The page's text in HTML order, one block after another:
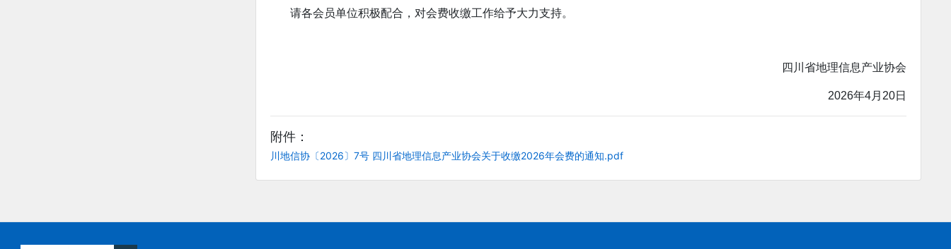
请各会员单位积极配合，对会费收缴工作给予大力支持。
四川省地理信息产业协会
2026年4月20日
附件：
川地信协〔2026〕7号 四川省地理信息产业协会关于收缴2026年会费的通知.pdf